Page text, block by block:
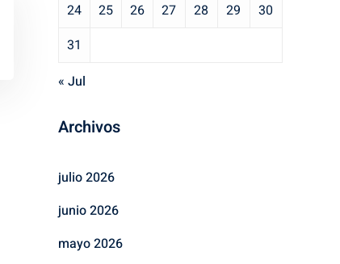
24
25 26 27 28 29
30
31
« Jul
Archivos
julio 2026
junio 2026
mayo 2026